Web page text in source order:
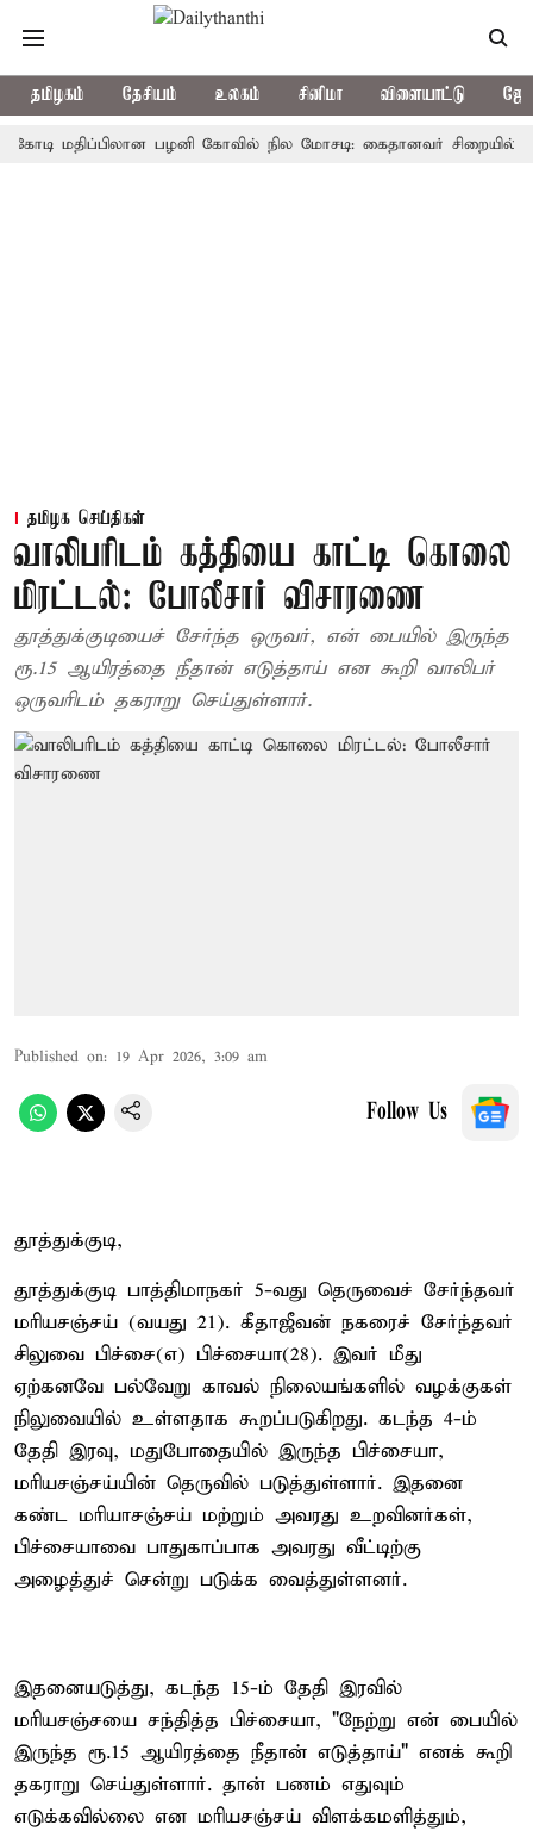
தமிழகம் தேசியம் உலகம் சினிமா விளையாட்டு
மதிப்பிலான பழனி கோவில் நில மோசடி: கைதானவர் சிறையில்
தமிழக செய்திகள்
வாலிபரிடம் கத்தியை காட்டி கொலை
மிரட்டல்: போலீசார் விசாரணை
தூத்துக்குடியைச் சேர்ந்த ஒருவர், என் பையில் இருந்த
ரூ.15 ஆயிரத்தை நீதான் எடுத்தாய் என கூறி வாலிபர்
ஒருவரிடம் தகராறு செய்துள்ளார்.
Published on: 19 Apr 2026, 3:09 am
Follow Us
தூத்துக்குடி,
தூத்துக்குடி பாத்திமாநகர் 5-வது தெருவைச் சேர்ந்தவர்
மரியசஞ்சய் (வயது 21). கீதாஜீவன் நகரைச் சேர்ந்தவர்
சிலுவை பிச்சை(எ) பிச்சையா(28). இவர் மீது
ஏற்கனவே பல்வேறு காவல் நிலையங்களில் வழக்குகள்
நிலுவையில் உள்ளதாக கூறப்படுகிறது. கடந்த 4-ம்
தேதி இரவு, மதுபோதையில் இருந்த பிச்சையா,
மரியசஞ்சய்யின் தெருவில் படுத்துள்ளார். இதனை
கண்ட மரியாசஞ்சய் மற்றும் அவரது உறவினர்கள்,
பிச்சையாவை பாதுகாப்பாக அவரது வீட்டிற்கு
அழைத்துச் சென்று படுக்க வைத்துள்ளனர்.
இதனையடுத்து, கடந்த 15-ம் தேதி இரவில்
மரியசஞ்சயை சந்தித்த பிச்சையா, "நேற்று என் பையில்
இருந்த ரூ.15 ஆயிரத்தை நீதான் எடுத்தாய்" எனக் கூறி
தகராறு செய்துள்ளார். தான் பணம் எதுவும்
எடுக்கவில்லை என மரியசஞ்சய் விளக்கமளித்தும்,